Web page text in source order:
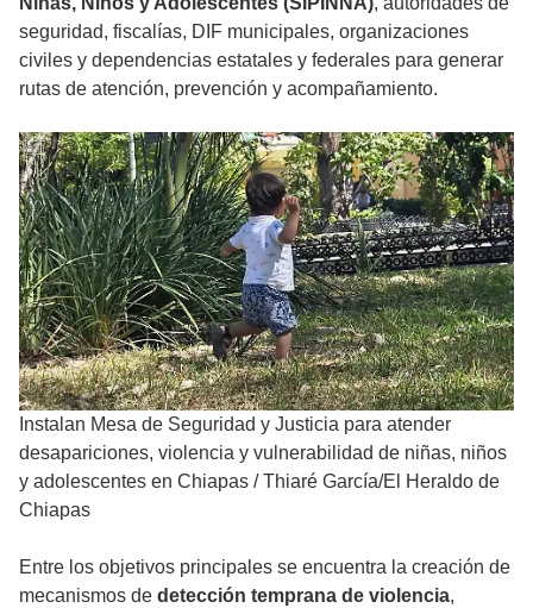
seguridad, fiscalías, DIF municipales, organizaciones
civiles y dependencias estatales y federales para generar
rutas de atención, prevención y acompañamiento.
Instalan Mesa de Seguridad y Justicia para atender
desapariciones, violencia y vulnerabilidad de niñas, niños
y adolescentes en Chiapas /Thiaré García/El Heraldo de
Chiapas
Entre los objetivos principales se encuentra la creación de
mecanismos de detección temprana de violencia,